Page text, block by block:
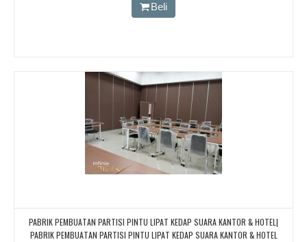
Beli
PABRIK PEMBUATAN PARTISI PINTU LIPAT KEDAP SUARA KANTOR & HOTEL|
PABRIK PEMBUATAN PARTISI PINTU LIPAT KEDAP SUARA KANTOR & HOTEL